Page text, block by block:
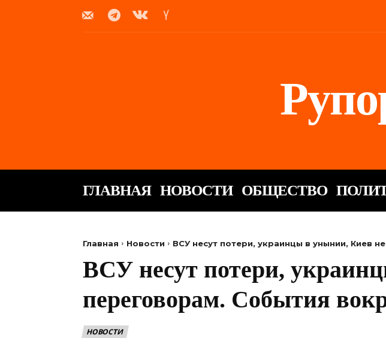
ГЛАВНАЯ НОВОСТИ ОБЩЕСТВО
Главная Новости ВСУ несут потери, украинцы в унынии, Киев
ВСУ несут потери,
переговорам. События
НОВОСТИ